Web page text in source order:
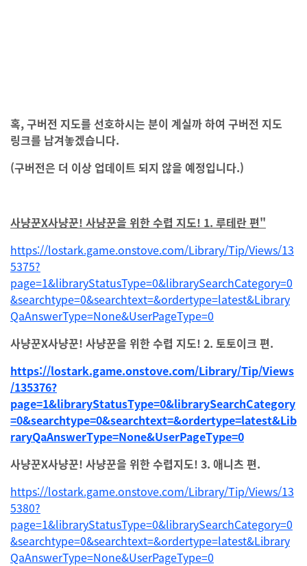
혹, 구버전 지도를 선호하시는 분이 계실까 하여 구버전 지도
링크를 남겨놓겠습니다.
(구버전은 더 이상 업데이트 되지 않을 예정입니다.)
사냥꾼X사냥꾼! 사냥꾼을 위한 수렵 지도! 1. 루테란 편"
https://lostark.game.onstove.com/Library/Tip/Views/13
5375?
page=1&libraryStatusType=0&librarySearchCategory=0
&searchtype=0&searchtext=&ordertype=latest&Library
QaAnswerType=None&UserPageType=0
사냥꾼X사냥꾼! 사냥꾼을 위한 수렵 지도! 2. 토토이크 편.
https://lostark.game.onstove.com/Library/Tip/Views
/135376?
page=1&libraryStatusType=0&librarySearchCategory
=0&searchtype=0&searchtext=&ordertype=latest&Lib
raryQaAnswerType=None&UserPageType=0
사냥꾼X사냥꾼! 사냥꾼을 위한 수렵지도! 3. 애니츠 편.
https://lostark.game.onstove.com/Library/Tip/Views/13
5380?
page=1&libraryStatusType=0&librarySearchCategory=0
&searchtype=0&searchtext=&ordertype=latest&Library
QaAnswerType=None&UserPageType=0